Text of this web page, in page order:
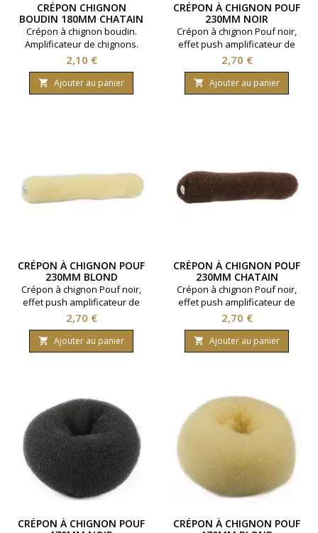
CRÉPON CHIGNON
BOUDIN 180MM CHATAIN
Crépon à chignon boudin.
Amplificateur de chignons.
Taille 180 mm. Coloris :
Chatain.
Prix
2,10 €
 Ajouter au panier
CRÉPON À CHIGNON POUF
230MM NOIR
Crépon à chignon Pouf noir,
effet push amplificateur de
chignon. Taille 230 mm.
Fermeture à pression. Coloris
noir.
Prix
2,70 €
 Ajouter au panier
CRÉPON À CHIGNON POUF
230MM BLOND
Crépon à chignon Pouf noir,
effet push amplificateur de
chignon. Taille 230 mm.
Fermeture à pression. Coloris
blond.
Prix
2,70 €
 Ajouter au panier
CRÉPON À CHIGNON POUF
230MM CHATAIN
Crépon à chignon Pouf noir,
effet push amplificateur de
chignon. Taille 230 mm.
Fermeture à pression. Coloris
chatain.
Prix
2,70 €
 Ajouter au panier
CRÉPON À CHIGNON POUF
CRÉPON À CHIGNON POUF